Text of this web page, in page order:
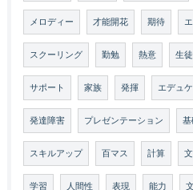
メロディー 才能開花 期待
スクーリング 勤勉 熱意 生徒
サポート 家族 発揮 エデュ
発達障害 プレゼンテーション
スキルアップ 百マス 計算
学習 人間性 表現 能力